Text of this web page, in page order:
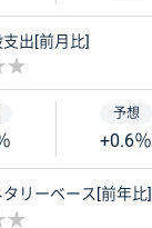
カ
出[前月比]
+0.6％
タリーベース[前年比]